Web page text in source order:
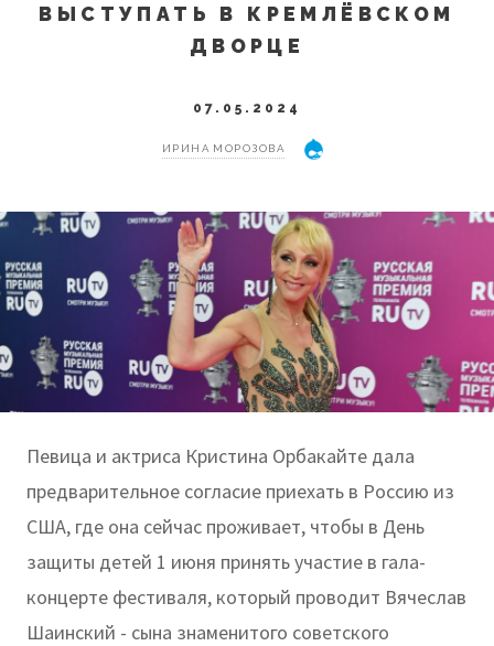
ВЫСТУПАТЬ В КРЕМЛЁВСКОМ
ДВОРЦЕ
07.05.2024
ИРИНА МОРОЗОВА
Певица и актриса Кристина Орбакайте дала
предварительное согласие приехать в Россию из
США, где она сейчас проживает, чтобы в День
защиты детей 1 июня принять участие в гала-
концерте фестиваля, который проводит Вячеслав
Шаинский - сына знаменитого советского